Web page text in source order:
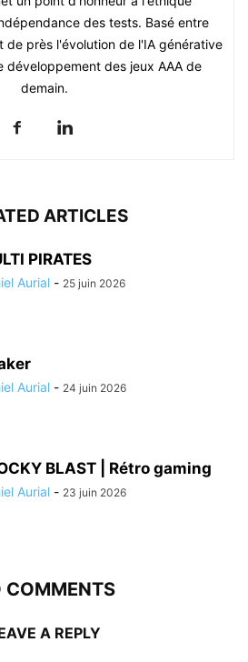
des tests. Basé entre
de près l'évolution de l'IA générative
développement des jeux AAA de
demain.
ARTICLES
PIRATES
Aurial - 25 juin 2026
Aurial - 24 juin 2026
BLAST | Rétro gaming
Aurial - 23 juin 2026
COMMENTS
A REPLY